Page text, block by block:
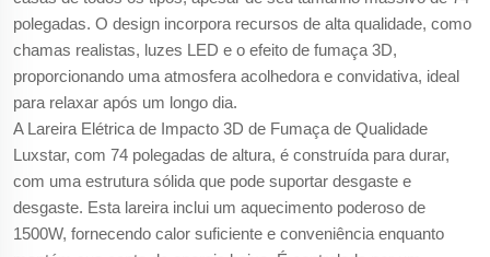
polegadas. O design incorpora recursos de alta qualidade, como
chamas realistas, luzes LED e o efeito de fumaça 3D,
proporcionando uma atmosfera acolhedora e convidativa, ideal
para relaxar após um longo dia.
A Lareira Elétrica de Impacto 3D de Fumaça de Qualidade
Luxstar, com 74 polegadas de altura, é construída para durar,
com uma estrutura sólida que pode suportar desgaste e
desgaste. Esta lareira inclui um aquecimento poderoso de
1500W, fornecendo calor suficiente e conveniência enquanto